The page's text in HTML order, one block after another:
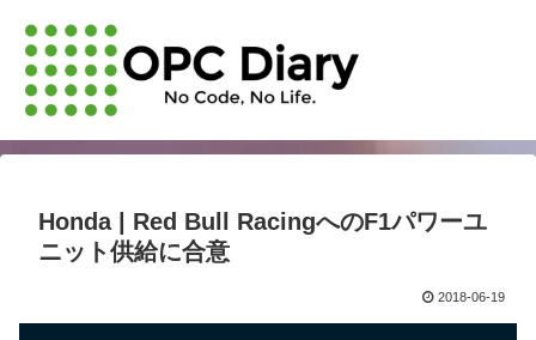
Honda | Red Bull RacingへのF1パワーユ
ニット供給に合意
2018-06-19